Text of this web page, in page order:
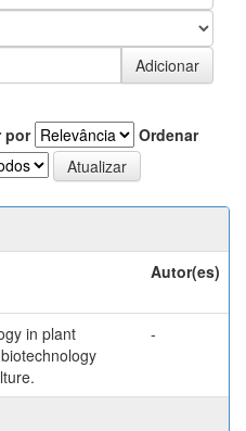
por
Ordenar
Autor(es)
in plant
-